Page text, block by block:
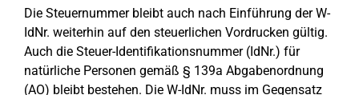
Die Steuernummer bleibt auch nach Einführung der W-
IdNr. weiterhin auf den steuerlichen Vordrucken gültig.
Auch die Steuer-Identifikationsnummer (IdNr.) für
natürliche Personen gemäß § 139a Abgabenordnung
(AO) bleibt bestehen. Die W-IdNr. muss im Gegensatz